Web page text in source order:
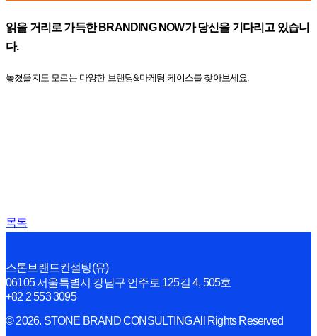
읽을 거리로 가득한 BRANDING NOW가 당신을 기다리고 있습니
다.
놓쳤을지도 모르는 다양한 브랜딩&마케팅 케이스를 찾아보세요.
목록
스톤브랜드컨설팅(유)
06105 서울특별시 강남구 언주로 125길 4, 505호
+82 2 553 3095
© 2026. STONE BRAND CONSULTING All Rights Reserved